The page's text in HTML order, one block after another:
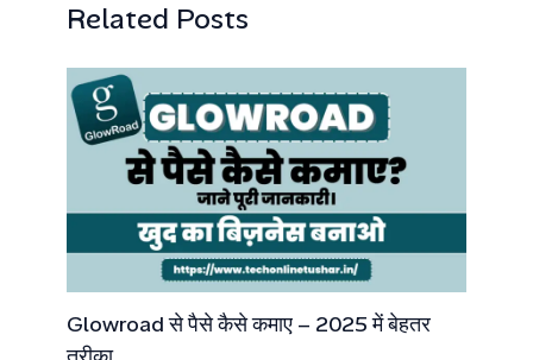
Related Posts
Glowroad से पैसे कैसे कमाए – 2025 में बेहतर